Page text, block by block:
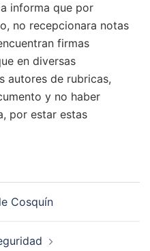
informa que por
no recepcionara notas
firmas
en diversas
autores de rubricas,
y no haber
por estar estas
Cosquín